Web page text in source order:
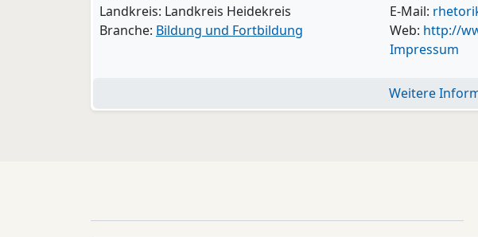
Landkreis: Landkreis Heidekreis
Branche: Bildung und Fortbildung
E-Mail:
Web: http://
Impressum
Weitere